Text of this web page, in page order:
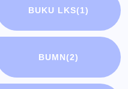
BUKU LKS(1)
BUMN(2)